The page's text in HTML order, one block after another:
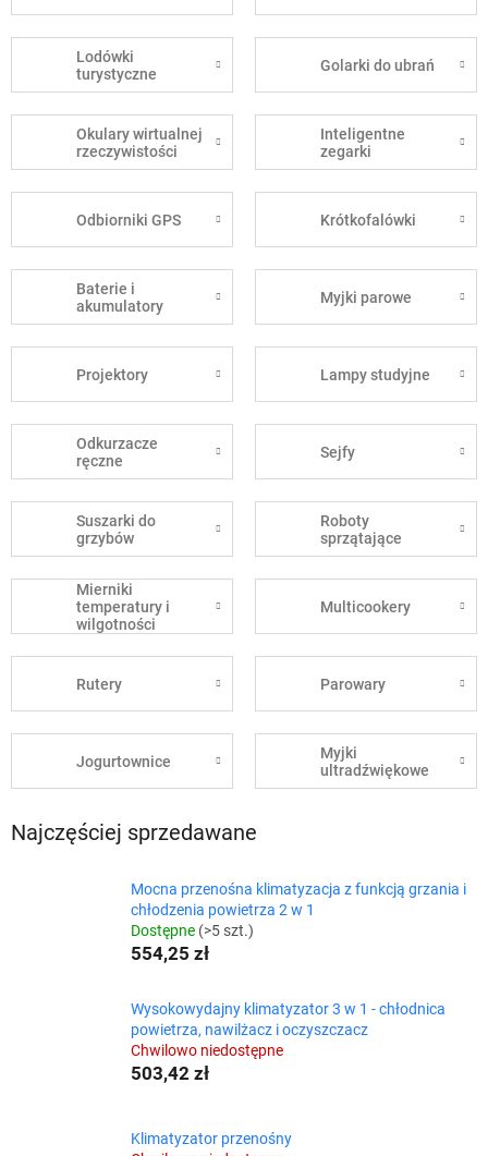
Lodówki
turystyczne
Golarki do ubrań
Okulary wirtualnej
rzeczywistości
Inteligentne
zegarki
Odbiorniki GPS Krótkofalówki
Baterie i
akumulatory
Myjki parowe
Projektory Lampy studyjne
Odkurzacze
ręczne
Sejfy
Suszarki do
grzybów
Roboty
sprzątające
Mierniki
temperatury i
wilgotności
Multicookery
Rutery Parowary
Jogurtownice
Myjki
ultradźwiękowe
Najczęściej sprzedawane
Mocna przenośna klimatyzacja z funkcją grzania i
chłodzenia powietrza 2 w 1
Dostępne (>5 szt.)
554,25 zł
Wysokowydajny klimatyzator 3 w 1 - chłodnica
powietrza, nawilżacz i oczyszczacz
Chwilowo niedostępne
503,42 zł
Klimatyzator przenośny